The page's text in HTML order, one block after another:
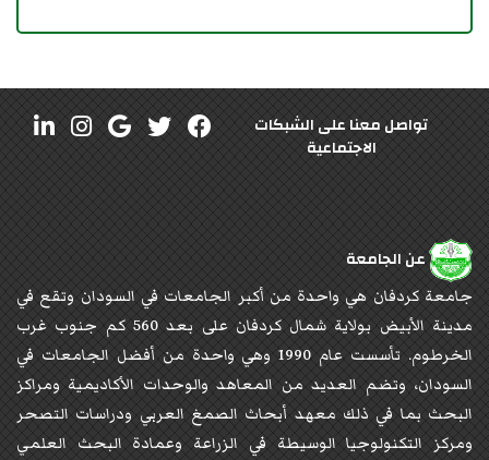
تواصل معنا على الشبكات
الاجتماعية
عن الجامعة
جامعة كردفان هي واحدة من أكبر الجامعات في السودان وتقع في
مدينة الأبيض بولاية شمال كردفان على بعد 560 كم جنوب غرب
الخرطوم. تأسست عام 1990 وهي واحدة من أفضل الجامعات في
السودان، وتضم العديد من المعاهد والوحدات الأكاديمية ومراكز
البحث بما في ذلك معهد أبحاث الصمغ العربي ودراسات التصحر
ومركز التكنولوجيا الوسيطة في الزراعة وعمادة البحث العلمي